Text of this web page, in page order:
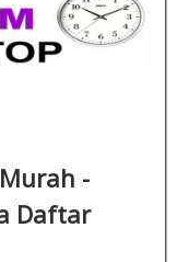
-
Daftar